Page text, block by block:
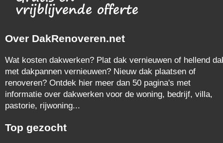
Over DakRenoveren.net
Wat kosten dakwerken? Plat dak vernieuwen of hellend
met dakpannen vernieuwen? Nieuw dak plaatsen of
renoveren? Ontdek hier meer dan 50 pagina's met
informatie over dakwerken voor de woning, bedrijf, villa,
pastorie, rijwoning...
Top gezocht